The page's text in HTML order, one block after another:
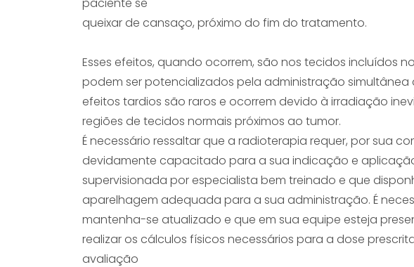
queixar de cansaço, próximo do fim do tratamento.
Esses efeitos, quando ocorrem, são nos tecidos incluídos
podem ser potencializados pela administração simultânea
efeitos tardios são raros e ocorrem devido à irradiação
regiões de tecidos normais próximos ao tumor.
É necessário ressaltar que a radioterapia requer, por sua
devidamente capacitado para a sua indicação e
supervisionada por especialista bem treinado e que
aparelhagem adequada para a sua administração. É
mantenha-se atualizado e que em sua equipe esteja
realizar os cálculos físicos necessários para a dose
avaliação